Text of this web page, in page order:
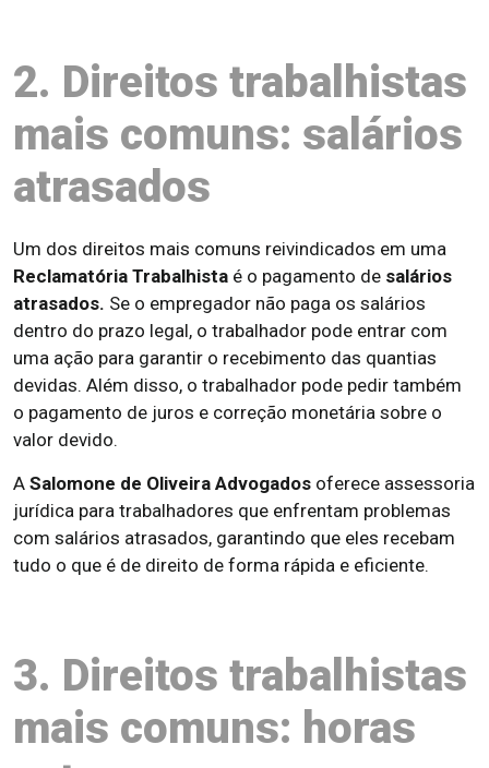
2. Direitos trabalhistas
mais comuns: salários
atrasados
Um dos direitos mais comuns reivindicados em uma
Reclamatória Trabalhista é o pagamento de salários
atrasados. Se o empregador não paga os salários
dentro do prazo legal, o trabalhador pode entrar com
uma ação para garantir o recebimento das quantias
devidas. Além disso, o trabalhador pode pedir também
o pagamento de juros e correção monetária sobre o
valor devido.
A Salomone de Oliveira Advogados oferece assessoria
jurídica para trabalhadores que enfrentam problemas
com salários atrasados, garantindo que eles recebam
tudo o que é de direito de forma rápida e eficiente.
3. Direitos trabalhistas
mais comuns: horas